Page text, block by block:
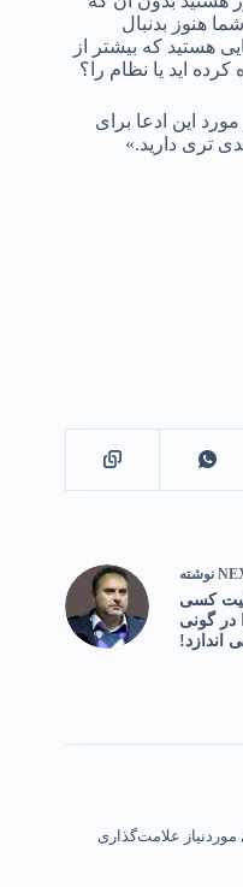
هنوز بدنبال
هستید که بیشتر از
اید یا نظام را؟
این ادعا برای
تری دارید.»
نوشته
کسی
در گونی
اندازد!
علامت‌گذاری